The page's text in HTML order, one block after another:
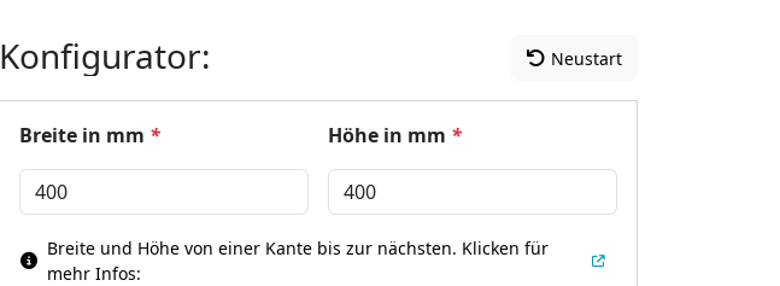
Konfigurator: Neustart
Breite in mm * Höhe in mm *
Breite und Höhe von einer Kante bis zur nächsten. Klicken für
mehr Infos: